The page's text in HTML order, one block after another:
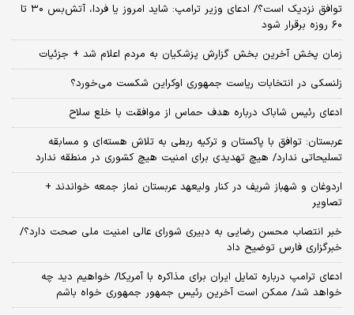
توافق نزدیک است؟/ ادعای وزیر ترامپ: شاید امروز یا فردا، آتش‌بس ۳۰ تا
۶۰ روزه برقرار شود
زمان پخش آخرین بخش گزارش پزشکیان به مردم اعلام شد + جزئیات
زلنسکی در انتخابات ریاست جمهوری اوکراین شکست می‌خورد؟
ادعای رئیس شاباک درباره هدف حماس از موافقت با خلع سلاح
عربستان: توافق با پاکستان و ترکیه ربطی به تلاش هسته‌ای و مسابقه
تسلیحاتی ندارد/ هیچ تهدیدی برای امنیت هیچ کشوری در منطقه ندارد
اردوغان و شهباز شریف در کنار ولیعهد عربستان نماز جمعه خواندند +
تصاویر
خبر انتصاب محسن رضایی به دبیری شورای عالی امنیت ملی صحت دارد؟/
خبرگزاری فارس توضیح داد
ادعای ترامپ درباره تمایل ایران برای مذاکره با آمریکا/ خواهیم دید چه
خواهد شد/ ممکن است آخرین رئیس‌ جمهور جمهوری خواه باشم